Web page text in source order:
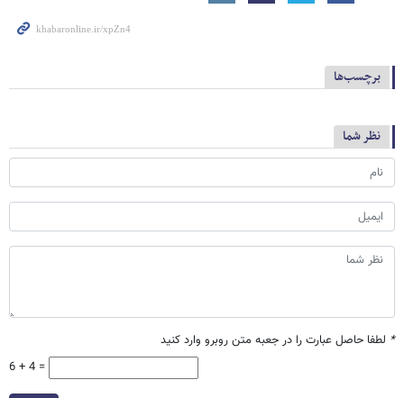
برچسب‌ها
نظر شما
* لطفا حاصل عبارت را در جعبه متن روبرو وارد کنید
6 + 4 =